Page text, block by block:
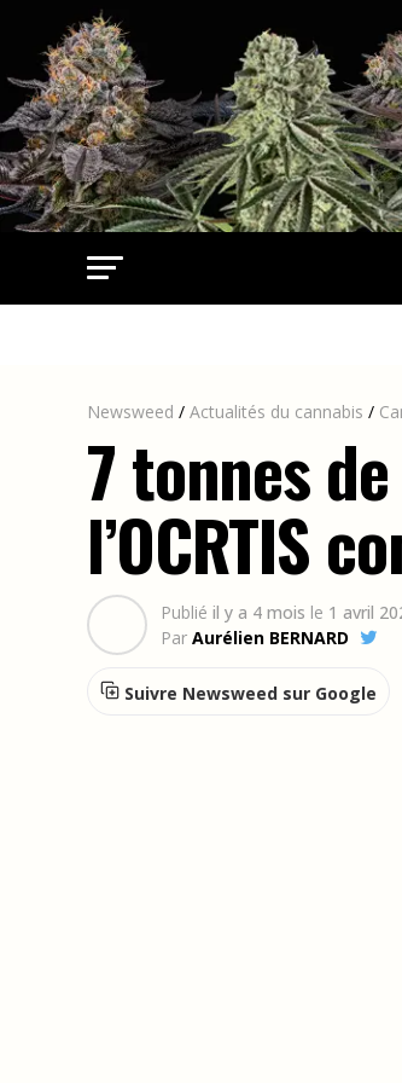
Newsweed / Actualités du cannabis /
7 tonnes
l’OCRTIS
Publié il y a 4 mois le 1 avril
Par Aurélien BERNARD
Suivre Newsweed sur Google